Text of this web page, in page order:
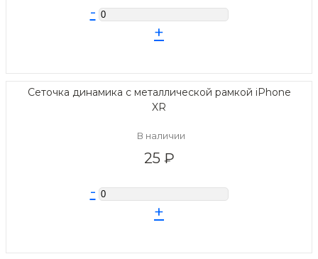
-
+
Сеточка динамика с металлической рамкой iPhone
XR
В наличии
25 ₽
-
+